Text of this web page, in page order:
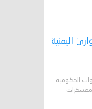
اليمنية
45 عنصراً من القوات الحكومية